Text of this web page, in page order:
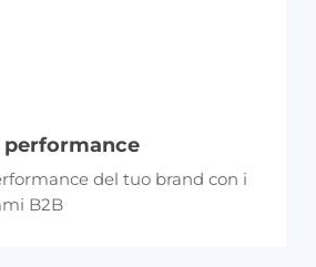
del tuo brand con i
B2B